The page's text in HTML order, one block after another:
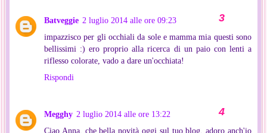
Batveggie 2 luglio 2014 alle ore 09:23
impazzisco per gli occhiali da sole e mamma mia questi sono
bellissimi :) ero proprio alla ricerca di un paio con lenti a
riflesso colorate, vado a dare un'occhiata!
Rispondi
Megghy 2 luglio 2014 alle ore 13:22
Ciao Anna, che bella novità oggi sul tuo blog, adoro anch'io